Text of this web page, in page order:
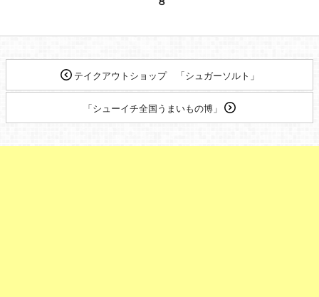
テイクアウトショップ 「シュガーソルト」
「シューイチ全国うまいもの博」